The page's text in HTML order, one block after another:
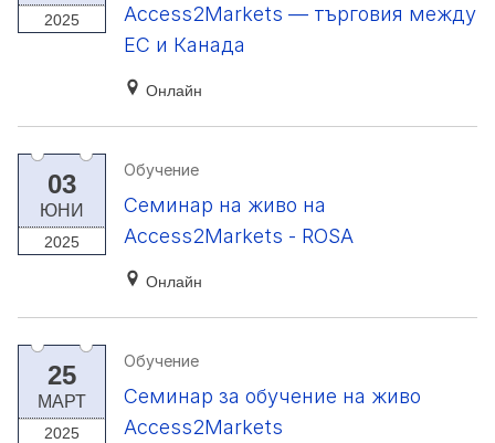
2025
Access2Markets — търговия между
ЕС и Канада
Онлайн
03
ЮНИ
2025
Обучение
Семинар на живо на
Access2Markets - ROSA
Онлайн
25
МАРТ
2025
Обучение
Семинар за обучение на живо
Access2Markets